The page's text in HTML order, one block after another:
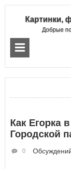
Картинки,
Добрые
Как Егорка
Городской
0